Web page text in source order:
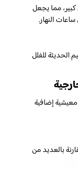
مما يجعل
النهار.
الحديثة للفلل
إضافية
بالعديد من